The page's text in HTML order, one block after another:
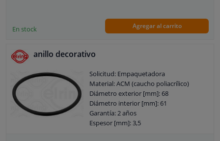
En stock Agregar al carrito
anillo decorativo
Solicitud: Empaquetadora
Material: ACM (caucho poliacrílico)
Diámetro exterior [mm]: 68
Diámetro interior [mm]: 61
Garantía: 2 años
Espesor [mm]: 3,5